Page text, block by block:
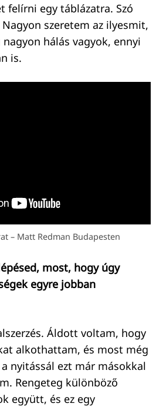
felírni egy táblázatra. Szó
szeretem az ilyesmit,
hálás vagyok, ennyi
is.
– Matt Redman Budapesten
most, hogy úgy
egyre jobban
Áldott voltam, hogy
alkothattam, és most még
nyitássál ezt már másokkal
Rengeteg különböző
együtt, és ez egy